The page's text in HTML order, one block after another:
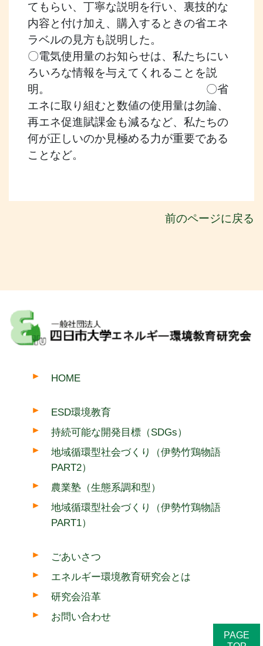
てもらい、丁寧な説明を行い、裏技的な
内容と付け加え、購入するときの省エネ
ラベルの見方も説明した。
〇電気使用量のお知らせは、私たちにい
ろいろな情報を与えてくれることを説
明。 〇省
エネに取り組むと数値の使用量は勿論、
再エネ促進賦課金も減るなど、私たちの
何が正しいのか見極める力が重要である
ことなど。
前のページに戻る
HOME
ESD環境教育
持続可能な開発目標（SDGs）
地域循環型社会づくり（伊勢竹鶏物語
PART2）
農業塾（生態系調和型）
地域循環型社会づくり（伊勢竹鶏物語
PART1）
ごあいさつ
エネルギー環境教育研究会とは
研究会沿革
お問い合わせ
PAGE